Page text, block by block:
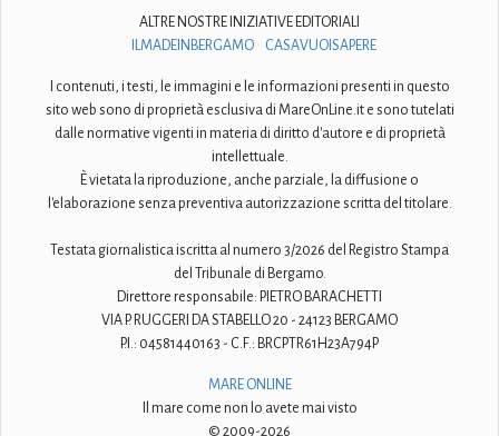
ALTRE NOSTRE INIZIATIVE EDITORIALI
ILMADEINBERGAMO
CASAVUOISAPERE
I contenuti, i testi, le immagini e le informazioni presenti in questo
sito web sono di proprietà esclusiva di MareOnLine.it e sono tutelati
dalle normative vigenti in materia di diritto d'autore e di proprietà
intellettuale.
È vietata la riproduzione, anche parziale, la diffusione o
l'elaborazione senza preventiva autorizzazione scritta del titolare.
Testata giornalistica iscritta al numero 3/2026 del Registro Stampa
del Tribunale di Bergamo.
Direttore responsabile: PIETRO BARACHETTI
VIA P. RUGGERI DA STABELLO 20 - 24123 BERGAMO
P.I.: 04581440163 - C.F.: BRCPTR61H23A794P
MARE ONLINE
Il mare come non lo avete mai visto
© 2009-2026